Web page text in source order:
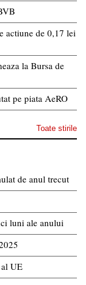
actiune de 0,17 lei
la Bursa de
pe piata AeRO
Toate stirile
de anul trecut
luni ale anului
UE